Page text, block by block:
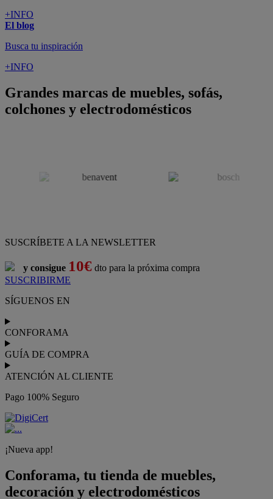
+INFO
El blog
Busca tu inspiración
+INFO
Grandes marcas de muebles, sofás,
colchones y electrodomésticos
SUSCRÍBETE A LA NEWSLETTER
y consigue 10€ dto para la próxima compra
SUSCRIBIRME
SÍGUENOS EN
CONFORAMA
GUÍA DE COMPRA
ATENCIÓN AL CLIENTE
Pago 100% Seguro
¡Nueva app!
Conforama, tu tienda de muebles,
decoración y electrodomésticos